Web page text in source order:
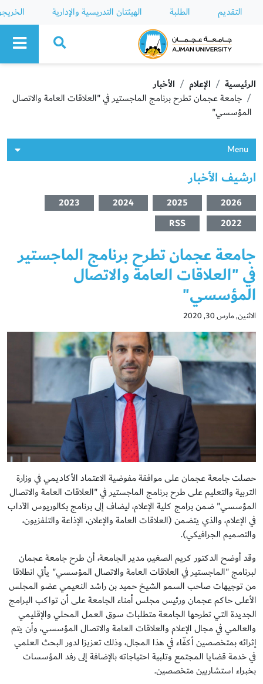
التقديم الطلبة الهيئتان التدريسية والإدارية
Ajman University
الرئيسية الإعلام
الأخبار
جامعة عجمان تطرح برنامج الماجستير في "العلاقات العامة والاتصال
المؤسسي"
Menu
ارشيف الأخبار
2026
2025
2024
2023
2022
RSS
جامعة عجمان تطرح برنامج الماجستير
في "العلاقات العامة والاتصال
المؤسسي"
الاثنين, مارس 30, 2020
حصلت جامعة عجمان على موافقة مفوضية الاعتماد الأكاديمي في وزارة
التربية والتعليم على طرح برنامج الماجستير في "العلاقات العامة والاتصال
المؤسسي" ضمن برامج كلية الإعلام، ليضاف إلى برنامج بكالوريوس الآداب
في الإعلام، والذي يتضمن (العلاقات العامة والإعلان، الإذاعة والتلفزيون،
والتصميم الجرافيكي).
وقد أوضح الدكتور كريم الصغير، مدير الجامعة، أن طرح جامعة عجمان
لبرنامج "الماجستير في العلاقات العامة والاتصال المؤسسي" يأتي انطلاقا
من توجيهات صاحب السمو الشيخ حميد بن راشد النعيمي عضو المجلس
الأعلى حاكم عجمان ورئيس مجلس أمناء الجامعة على أن تواكب البرامج
الجديدة التي تطرحها الجامعة متطلبات سوق العمل المحلي والإقليمي
والعالمي في مجال الإعلام والعلاقات العامة والاتصال المؤسسي، وأن يتم
إثرائه بمتخصصين أكفّاء في هذا المجال، وذلك تعزيزا لدور البحث العلمي
في خدمة قضايا المجتمع وتلبية احتياجاته بالإضافة إلى رفد المؤسسات
بخبراء استشاريين متخصصين.